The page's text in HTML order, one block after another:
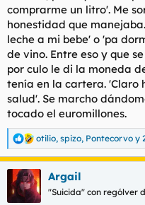
comprarme un litro'. Me
honestidad que
leche a mi bebe' o 'pa
de vino. Entre eso y que
por culo le di la moneda
tenía en la cartera. 'Claro
salud'. Se marcho
tocado el euromillones.
R
e
a
c
c
i
otilio, spizo, Pontecorvo y
Argail
"Suicida" con rególver